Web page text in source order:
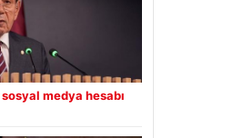
medya hesabı